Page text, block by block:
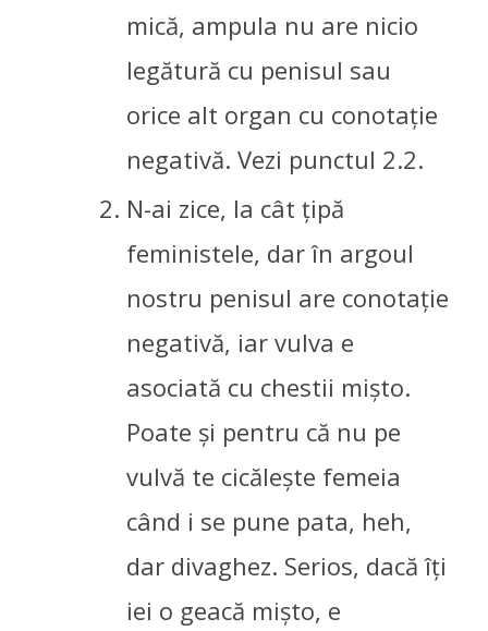
mică, ampula nu are nicio
legătură cu penisul sau
orice alt organ cu conotație
negativă. Vezi punctul 2.2.
N-ai zice, la cât țipă
feministele, dar în argoul
nostru penisul are conotație
negativă, iar vulva e
asociată cu chestii mișto.
Poate și pentru că nu pe
vulvă te cicălește femeia
când i se pune pata, heh,
dar divaghez. Serios, dacă îți
iei o geacă mișto, e